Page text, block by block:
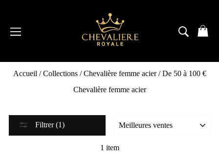
Accueil / Collections / Chevalière femme acier / De 50 à 100 €
Chevalière femme acier
Filtrer (1)
1 item